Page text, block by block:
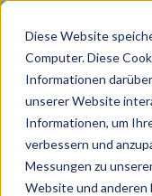
Diese Website
Computer. Diese
Informationen
unserer Website
Informationen, um
verbessern und
Messungen zu
Website und